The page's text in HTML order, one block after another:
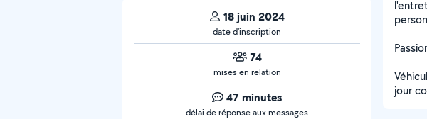
18 juin 2024
date d’inscription
74
mises en relation
47 minutes
délai de réponse aux messages
jour